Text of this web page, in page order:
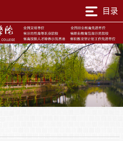
目录